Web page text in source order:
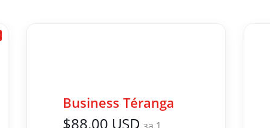
Business Téranga
$88.00 USD